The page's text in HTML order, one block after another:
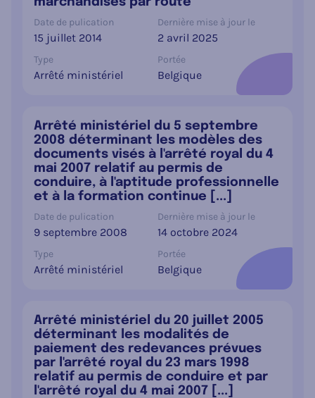
Date de pulication
15 juillet 2014
Dernière mise à jour le
2 avril 2025
Type
Arrêté ministériel
Portée
Belgique
Arrêté ministériel du 5 septembre
2008 déterminant les modèles des
documents visés à l'arrêté royal du 4
mai 2007 relatif au permis de
conduire, à l'aptitude professionnelle
et à la formation continue [...]
Date de pulication
9 septembre 2008
Dernière mise à jour le
14 octobre 2024
Type
Arrêté ministériel
Portée
Belgique
Arrêté ministériel du 20 juillet 2005
déterminant les modalités de
paiement des redevances prévues
par l'arrêté royal du 23 mars 1998
relatif au permis de conduire et par
l'arrêté royal du 4 mai 2007 [...]